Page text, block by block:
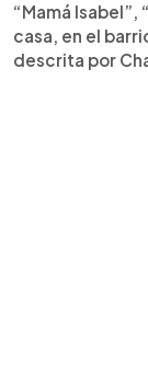
“Mamá Isabel”,
casa, en el
descrita por